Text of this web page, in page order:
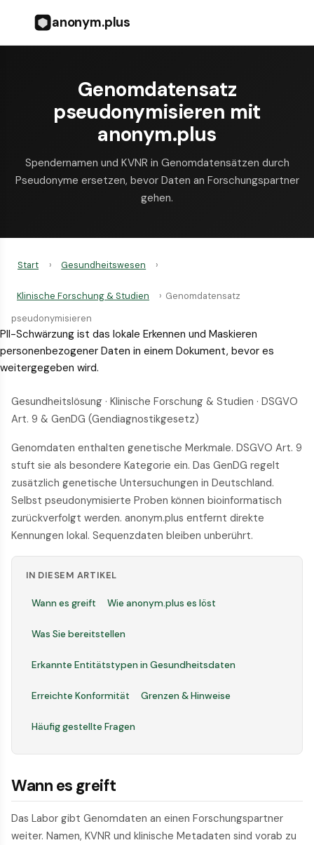
anonym.plus
Genomdatensatz
pseudonymisieren mit
anonym.plus
Spendernamen und KVNR in Genomdatensätzen durch
Pseudonyme ersetzen, bevor Daten an Forschungspartner
gehen.
Start › Gesundheitswesen ›
Klinische Forschung & Studien › Genomdatensatz
pseudonymisieren
PII-Schwärzung ist das lokale Erkennen und Maskieren
personenbezogener Daten in einem Dokument, bevor es
weitergegeben wird.
Gesundheitslösung · Klinische Forschung & Studien · DSGVO
Art. 9 & GenDG (Gendiagnostikgesetz)
Genomdaten enthalten genetische Merkmale. DSGVO Art. 9
stuft sie als besondere Kategorie ein. Das GenDG regelt
zusätzlich genetische Untersuchungen in Deutschland.
Selbst pseudonymisierte Proben können bioinformatisch
zurückverfolgt werden. anonym.plus entfernt direkte
Kennungen lokal. Sequenzdaten bleiben unberührt.
IN DIESEM ARTIKEL
Wann es greift Wie anonym.plus es löst
Was Sie bereitstellen
Erkannte Entitätstypen in Gesundheitsdaten
Erreichte Konformität Grenzen & Hinweise
Häufig gestellte Fragen
Wann es greift
Das Labor gibt Genomdaten an einen Forschungspartner
weiter. Namen, KVNR und klinische Metadaten sind vorab zu